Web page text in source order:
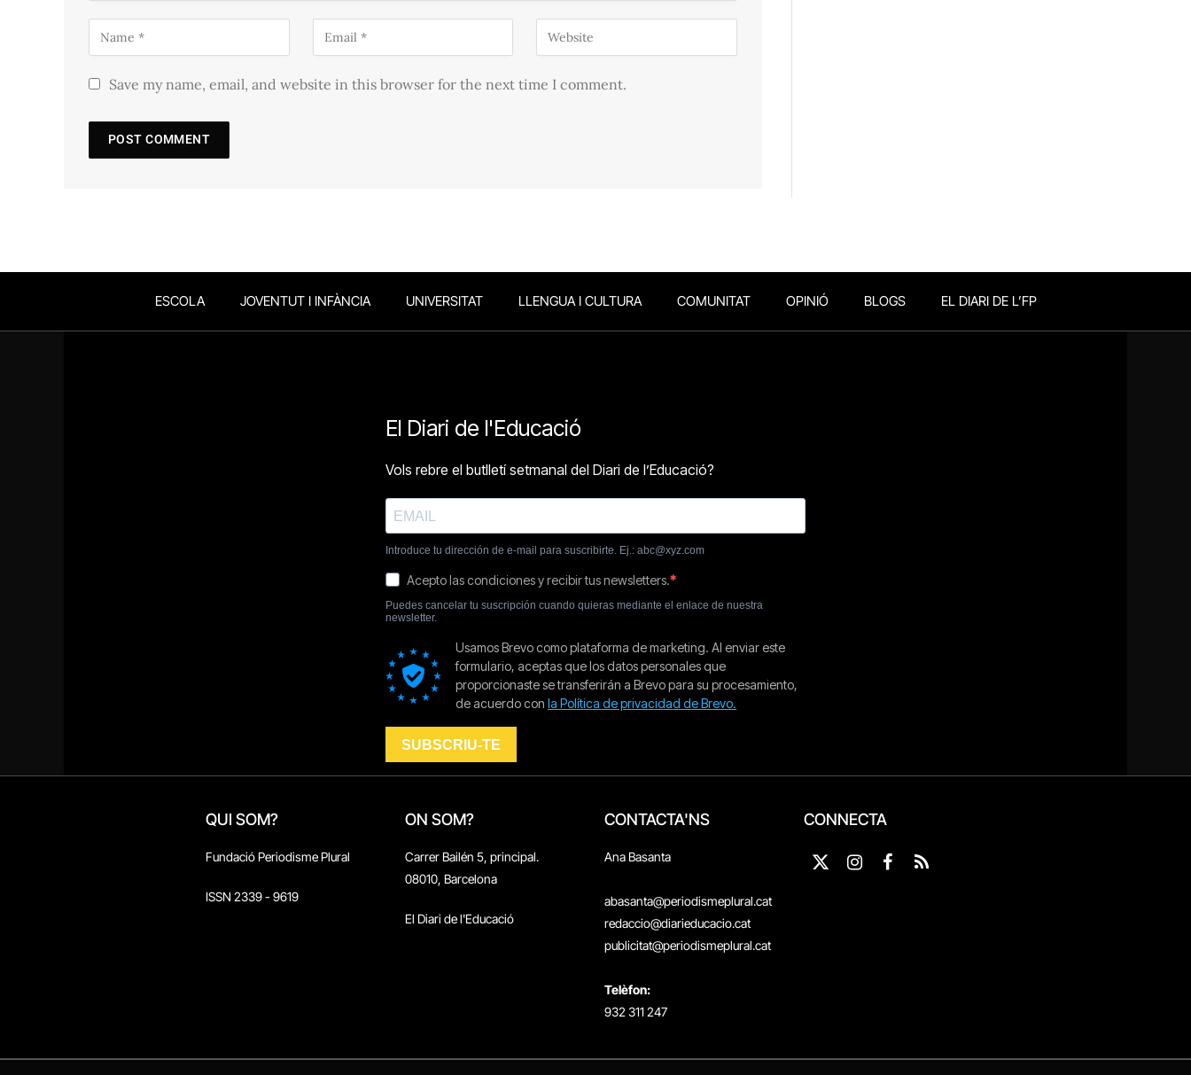
Save my name, email, and website in this browser for the next time I comment.
ESCOLA JOVENTUT I INFÀNCIA UNIVERSITAT LLENGUA I CULTURA COMUNITAT OPINIÓ BLOGS EL DIARI DE L’FP
QUI SOM?
Fundació Periodisme Plural
ISSN 2339 - 9619
ON SOM?
Carrer Bailén 5, principal.
08010, Barcelona
El Diari de l'Educació
CONTACTA'NS
Ana Basanta
abasanta@periodismeplural.cat
redaccio@diarieducacio.cat
publicitat@periodismeplural.cat
Telèfon:
932 311 247
CONNECTA
X
Instagram
Facebook
RSS